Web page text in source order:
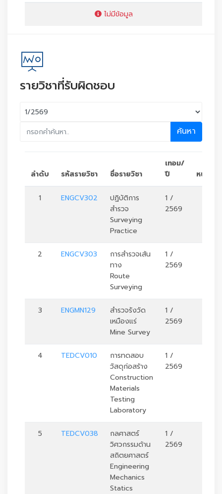
ไม่มีข้อมูล
รายวิชาที่รับผิดชอบ
ค้นหา
ลำดับ รหัสรายวิชา ชื่อรายวิชา
เทอม/
ปี
หน่วยกิ
1 ENGCV302
ปฏิบัติการ
สำรวจ
Surveying
Practice
1 /
2569
2 ENGCV303
การสำรวจเส้น
ทาง
Route
Surveying
1 /
2569
3 ENGMN129
สำรวจรังวัด
เหมืองแร่
Mine Survey
1 /
2569
4 TEDCV010
การทดสอบ
วัสดุก่อสร้าง
Construction
Materials
Testing
Laboratory
1 /
2569
5 TEDCV038
กลศาสตร์
วิศวกรรมด้าน
สถิตยศาสตร์
Engineering
Mechanics
Statics
1 /
2569